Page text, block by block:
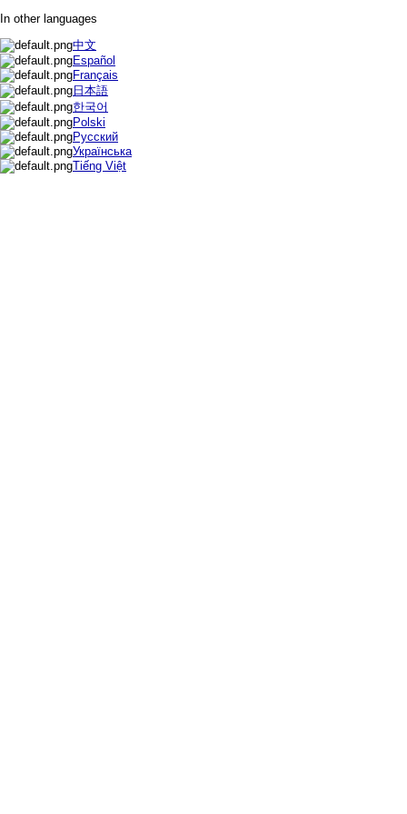
In other languages
中文
Español
Français
日本語
한국어
Polski
Русский
Українська
Tiếng Việt